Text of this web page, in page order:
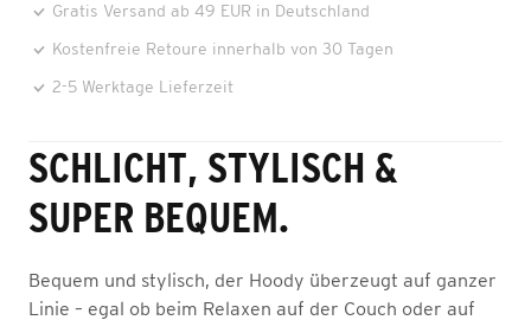
Gratis Versand ab 49 EUR in Deutschland
Kostenfreie Retoure innerhalb von 30 Tagen
2-5 Werktage Lieferzeit
SCHLICHT, STYLISCH &
SUPER BEQUEM.
Bequem und stylisch, der Hoody überzeugt auf ganzer
Linie – egal ob beim Relaxen auf der Couch oder auf